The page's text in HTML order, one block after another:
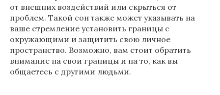
от внешних воздействий или скрыться от
проблем. Такой сон также может указывать на
ваше стремление установить границы с
окружающими и защитить свою личное
пространство. Возможно, вам стоит обратить
внимание на свои границы и на то, как вы
общаетесь с другими людьми.